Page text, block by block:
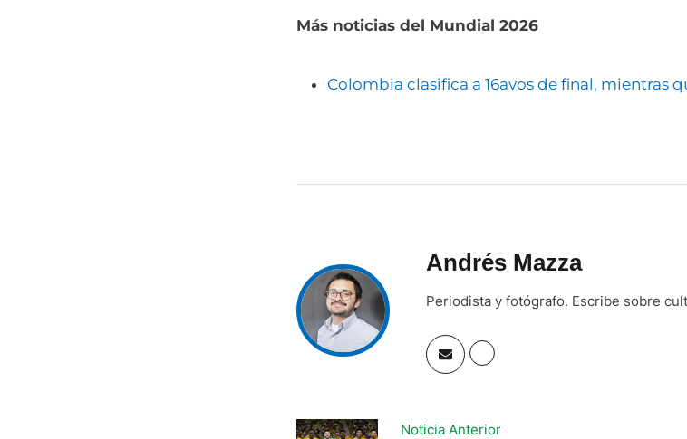
Más noticias del Mundial 2026
Colombia clasifica a 16avos de final, mientras
Andrés Mazza
Periodista y fotógrafo. Escribe sobre
Noticia Anterior